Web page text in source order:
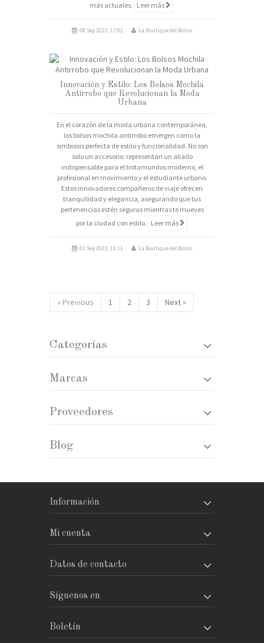
más actuales. Leer más
08 Sep 2023, 17:02 La Boutique del Bolso
Innovación y Estilo: Los Bolsos Mochila
Antirrobo que Revolucionan la Moda
Urbana
En el corazón de la moda urbana contemporánea,
los bolsos mochila antirrobo emergen como la
simbiosis perfecta de estilo y funcionalidad. No son
solo un accesorio; representan un aliado
indispensable para el trotamundos moderno, el
profesional en movimiento y el estudiante urbano.
Estos innovadores compañeros de viaje ofrecen
tranquilidad y elegancia, asegurando que tus
pertenencias estén seguras mientras te mueves
por la ciudad con estilo. Leer más
01 Sep 2023, 13:11 La Boutique del Bolso
« Previous 1 2 3 Next »
Categorías
Marcas
Proveedores
Blog
Información
Mi cuenta
Datos de contacto
Síguenos en
Boletín